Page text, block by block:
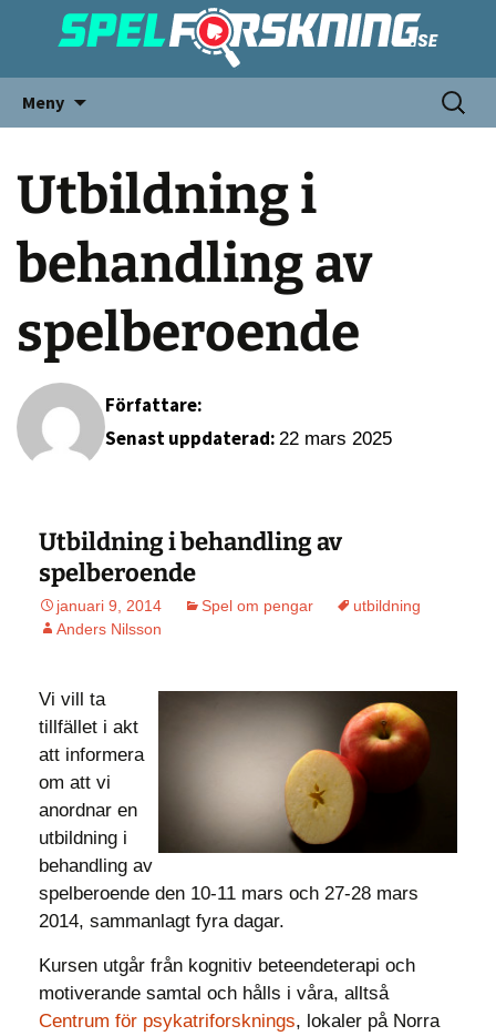
Meny
Utbildning i
behandling av
spelberoende
Författare:
Senast uppdaterad: 22 mars 2025
Utbildning i behandling av
spelberoende
januari 9, 2014 Spel om pengar
utbildning
Anders Nilsson
Vi vill ta
tillfället i akt
att informera
om att vi
anordnar en
utbildning i
behandling av
spelberoende den 10-11 mars och 27-28 mars
2014, sammanlagt fyra dagar.
Kursen utgår från kognitiv beteendeterapi och
motiverande samtal och hålls i våra, alltså
Centrum för psykatriforsknings, lokaler på Norra